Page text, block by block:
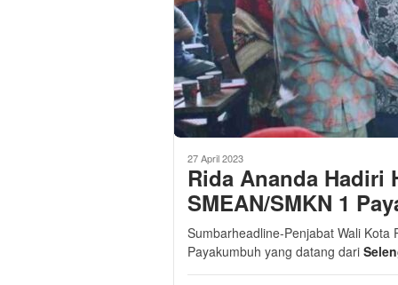
27 April 2023
Rida Ananda Hadiri
SMEAN/SMKN 1
Sumbarheadline-Penjabat Wali
Payakumbuh yang datang dari